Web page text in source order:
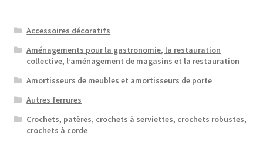
Accessoires décoratifs
Aménagements pour la gastronomie, la restauration
collective, l’aménagement de magasins et la restauration
Amortisseurs de meubles et amortisseurs de porte
Autres ferrures
Crochets, patères, crochets à serviettes, crochets robustes,
crochets à corde